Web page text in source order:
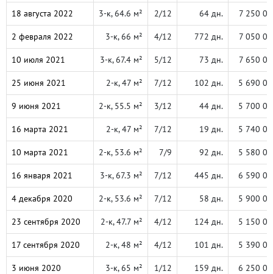
18 августа 2022 3-к, 64.6 м² 2/12 64 дн. 7 250
2 февраля 2022 3-к, 66 м² 4/12 772 дн. 7 050
10 июля 2021 3-к, 67.4 м² 5/12 73 дн. 7 650
25 июня 2021 2-к, 47 м² 7/12 102 дн. 5 690
9 июня 2021 2-к, 55.5 м² 3/12 44 дн. 5 700
16 марта 2021 2-к, 47 м² 7/12 19 дн. 5 740
10 марта 2021 2-к, 53.6 м² 7/9 92 дн. 5 580
16 января 2021 3-к, 67.3 м² 7/12 445 дн. 6 590
4 декабря 2020 2-к, 53.6 м² 7/12 58 дн. 5 900
23 сентября 2020 2-к, 47.7 м² 4/12 124 дн. 5 150
17 сентября 2020 2-к, 48 м² 4/12 101 дн. 5 390
3 июня 2020 3-к, 65 м² 1/12 159 дн. 6 250